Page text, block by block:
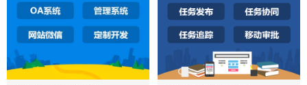
每一辆车的情况，合理安排员工
车辆使用要求，提高车辆的使用
效率。